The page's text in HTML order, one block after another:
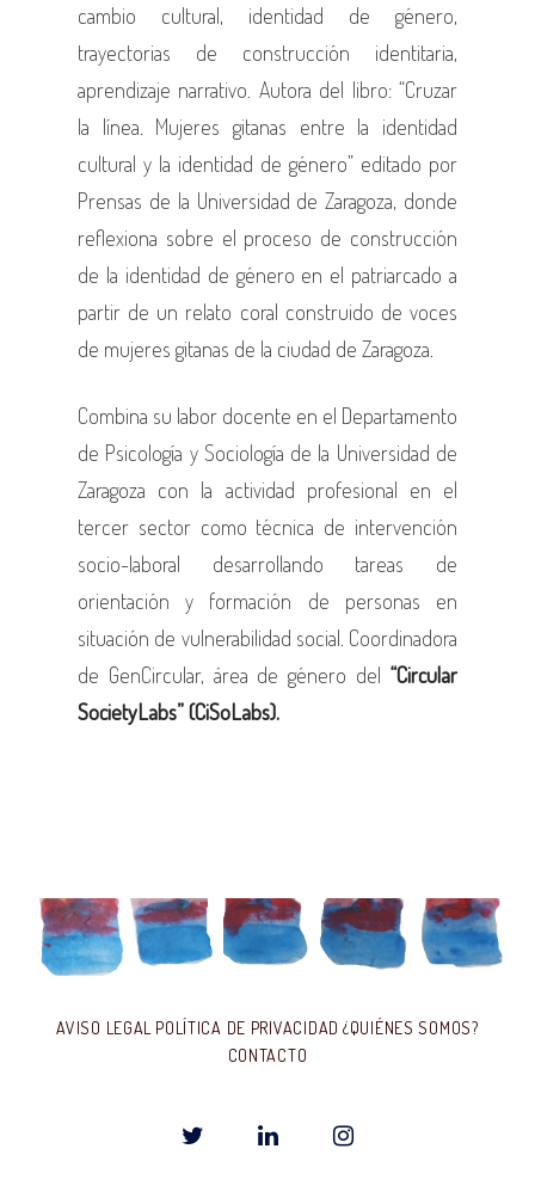
cambio cultural, identidad de género,
trayectorias de construcción identitaria,
aprendizaje narrativo. Autora del libro: “Cruzar
la línea. Mujeres gitanas entre la identidad
cultural y la identidad de género” editado por
Prensas de la Universidad de Zaragoza, donde
reflexiona sobre el proceso de construcción
de la identidad de género en el patriarcado a
partir de un relato coral construido de voces
de mujeres gitanas de la ciudad de Zaragoza.
Combina su labor docente en el Departamento
de Psicología y Sociología de la Universidad de
Zaragoza con la actividad profesional en el
tercer sector como técnica de intervención
socio-laboral desarrollando tareas de
orientación y formación de personas en
situación de vulnerabilidad social. Coordinadora
de GenCircular, área de género del “Circular
SocietyLabs” (CiSoLabs).
AVISO LEGAL POLÍTICA DE PRIVACIDAD ¿QUIÉNES SOMOS?
CONTACTO